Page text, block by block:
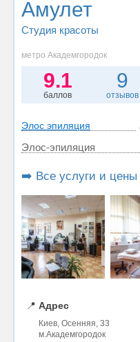
Амулет
Студия красоты
метро Академгородок
9.1
баллов
9
отзывов
Элос эпиляция
Элос-эпиляция
➡️ Все услуги и цены
📍 Адрес
Киев, Осенняя, 33
м.Академгородок